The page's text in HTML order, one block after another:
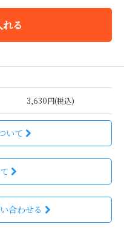
る
3,630円(税込)
いて
合わせる